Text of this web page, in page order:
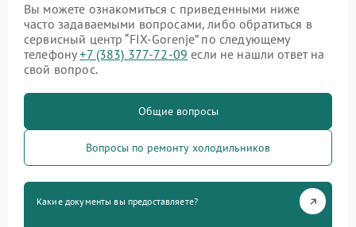
Вы можете ознакомиться с приведенными ниже
часто задаваемыми вопросами, либо обратиться в
сервисный центр “FIX-Gorenje” по следующему
телефону+7 (383) 377-72-09 если не нашли ответ на
свой вопрос.
Общие вопросы
Вопросы по ремонту холодильников
Какие документы вы предоставляете?